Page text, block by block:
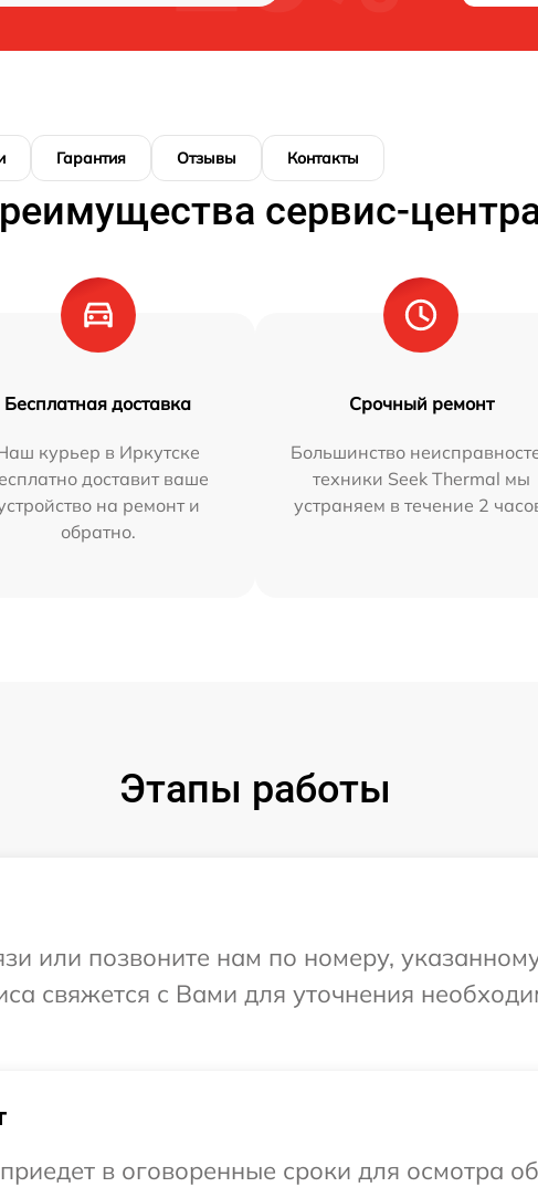
Гарантия Отзывы Контакты
сервис-
Бесплатная доставка
курьер в Иркутске
доставит ваше
на ремонт и
обратно.
Срочный ремонт
Большинство
техники Seek Thermal мы
устраняем в течение 2
Этапы работы
или позвоните нам по номеру,
свяжется с Вами для уточнения
в оговоренные сроки для осмотра